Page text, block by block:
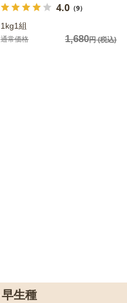
4.0（9）
1kg1組
通常価格 1,680円(税込)
生種